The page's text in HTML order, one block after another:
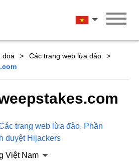
Tiếng Việt
dọa
Các trang web lừa đảo
trang web lừa đảo, Phần
duyệt Hijackers
Việt Nam